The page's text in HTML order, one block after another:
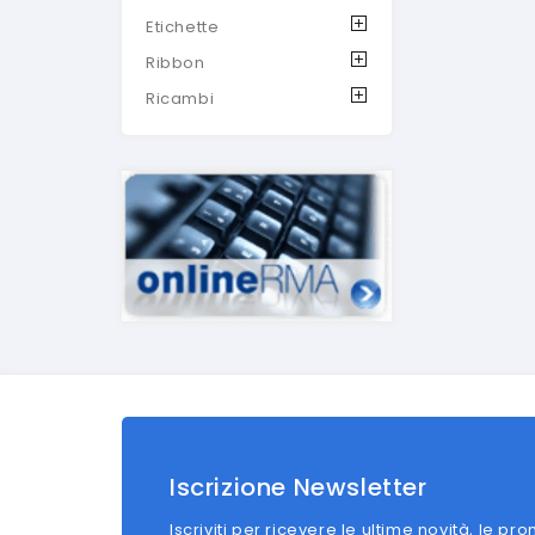
Etichette
Ribbon
Ricambi
Iscrizione Newsletter
Iscriviti per ricevere le ultime novità, le